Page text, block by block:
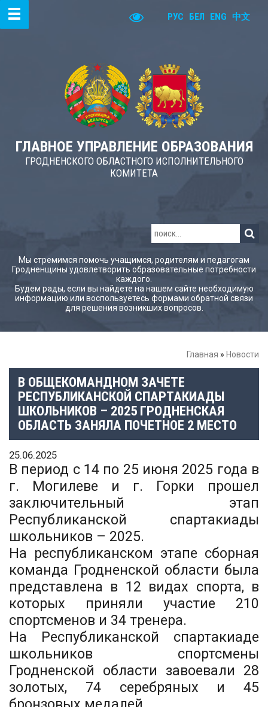
РУС БЕЛ ENG 中文
ГЛАВНОЕ УПРАВЛЕНИЕ ОБРАЗОВАНИЯ
ГРОДНЕНСКОГО ОБЛАСТНОГО ИСПОЛНИТЕЛЬНОГО
КОМИТЕТА
Мы стремимся помочь учащимся, родителям и педагогам
Гродненщины удовлетворить образовательные потребности
каждого.
Будем рады, если вы найдете на нашем сайте необходимую
информацию или воспользуетесь формами обратной связи
для решения возникших вопросов.
Главная » Новости
В ОБЩЕКОМАНДНОМ ЗАЧЕТЕ
РЕСПУБЛИКАНСКОЙ СПАРТАКИАДЫ
ШКОЛЬНИКОВ – 2025 ГРОДНЕНСКАЯ
ОБЛАСТЬ ЗАНЯЛА ПОЧЕТНОЕ 2 МЕСТО
25.06.2025
В период с 14 по 25 июня 2025 года в
г. Могилеве и г. Горки прошел
заключительный этап
Республиканской спартакиады
школьников – 2025.
На республиканском этапе сборная
команда Гродненской области была
представлена в 12 видах спорта, в
которых приняли участие 210
спортсменов и 34 тренера.
На Республиканской спартакиаде
школьников спортсмены
Гродненской области завоевали 28
золотых, 74 серебряных и 45